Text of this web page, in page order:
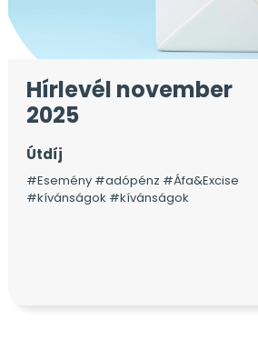
Hírlevél november
2025
Útdíj
#Esemény #adópénz #Áfa&Excise
#kívánságok #kívánságok